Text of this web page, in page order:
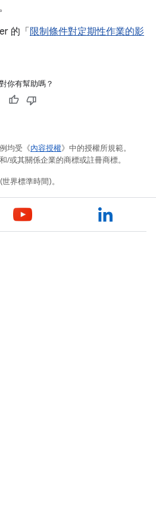
的「 限制條件對定期性作業的影
你有幫助嗎？
均受《內容授權》中的授權所規範。
或其關係企業的商標或註冊商標。
界標準時間)。